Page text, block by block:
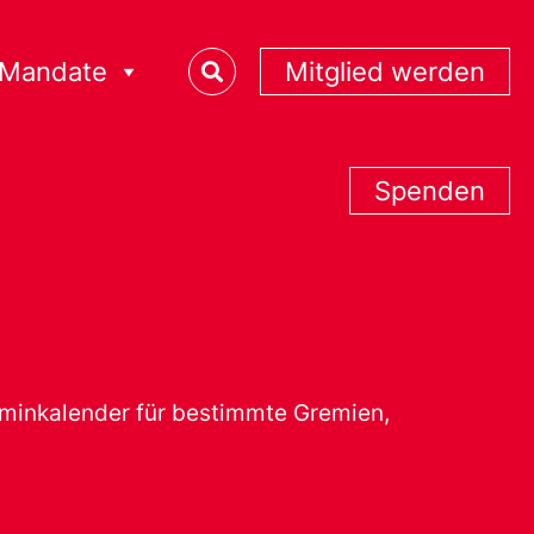
Mandate Mitglied werden
Spenden
für bestimmte Gremien,